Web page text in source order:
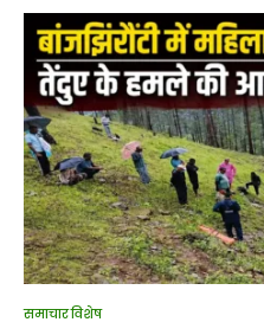
समाचार विशेष